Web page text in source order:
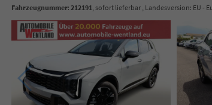
Fahrzeugnummer: 212191 sofort lieferbar, Landesversion: EU -